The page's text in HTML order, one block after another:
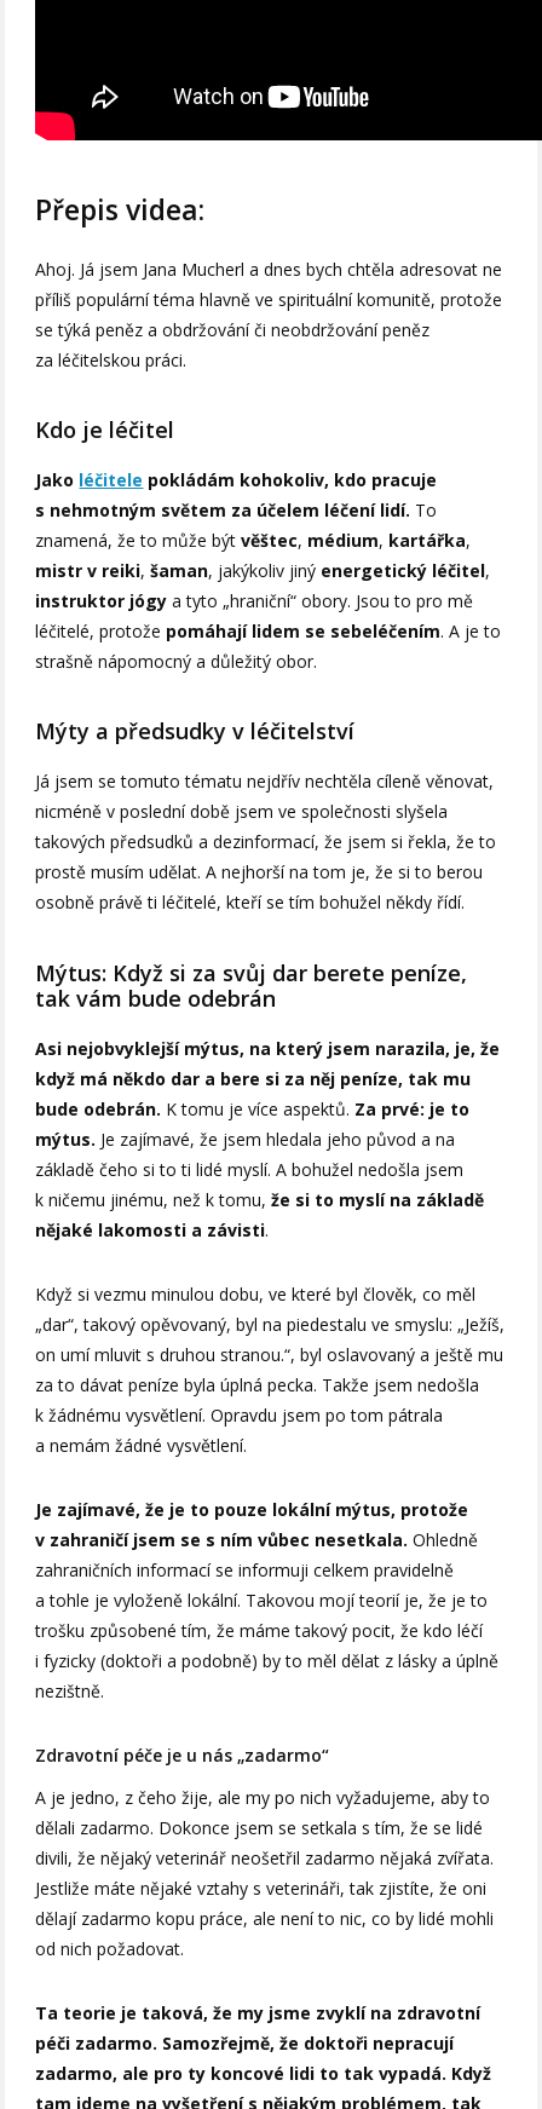
Přepis videa:
Ahoj. Já jsem Jana Mucherl a dnes bych chtěla adresovat ne
příliš populární téma hlavně ve spirituální komunitě, protože
se týká peněz a obdržování či neobdržování peněz
za léčitelskou práci.
Kdo je léčitel
Jako léčitele pokládám kohokoliv, kdo pracuje
s nehmotným světem za účelem léčení lidí. To
znamená, že to může býtvěštec, médium, kartářka,
mistr v reiki,šaman, jakýkoliv jiný energetický léčitel,
instruktor jógy a tyto „hraniční“ obory. Jsou to pro mě
léčitelé, protože pomáhají lidem se sebeléčením. A je to
strašně nápomocný a důležitý obor.
Mýty a předsudky v léčitelství
Já jsem se tomuto tématu nejdřív nechtěla cíleně věnovat,
nicméně v poslední době jsem ve společnosti slyšela
takových předsudků a dezinformací, že jsem si řekla, že to
prostě musím udělat. A nejhorší na tom je, že si to berou
osobně právě ti léčitelé, kteří se tím bohužel někdy řídí.
Mýtus: Když si za svůj dar berete peníze,
tak vám bude odebrán
Asi nejobvyklejší mýtus, na který jsem narazila, je, že
když má někdo dar a bere si za něj peníze, tak mu
bude odebrán. K tomu je více aspektů. Za prvé: je to
mýtus. Je zajímavé, že jsem hledala jeho původ a na
základě čeho si to ti lidé myslí. A bohužel nedošla jsem
k ničemu jinému, než k tomu,že si to myslí na základě
nějaké lakomosti a závisti.
Když si vezmu minulou dobu, ve které byl člověk, co měl
„dar“, takový opěvovaný, byl na piedestalu ve smyslu: „Ježíš,
on umí mluvit s druhou stranou.“, byl oslavovaný a ještě mu
za to dávat peníze byla úplná pecka. Takže jsem nedošla
k žádnému vysvětlení. Opravdu jsem po tom pátrala
a nemám žádné vysvětlení.
Je zajímavé, že je to pouze lokální mýtus, protože
v zahraničí jsem se s ním vůbec nesetkala.Ohledně
zahraničních informací se informuji celkem pravidelně
a tohle je vyloženě lokální. Takovou mojí teorií je, že je to
trošku způsobené tím, že máme takový pocit, že kdo léčí
i fyzicky (doktoři a podobně) by to měl dělat z lásky a úplně
nezištně.
Zdravotní péče je u nás „zadarmo“
A je jedno, z čeho žije, ale my po nich vyžadujeme, aby to
dělali zadarmo. Dokonce jsem se setkala s tím, že se lidé
divili, že nějaký veterinář neošetřil zadarmo nějaká zvířata.
Jestliže máte nějaké vztahy s veterináři, tak zjistíte, že oni
dělají zadarmo kopu práce, ale není to nic, co by lidé mohli
od nich požadovat.
Ta teorie je taková, že my jsme zvyklí na zdravotní
péči zadarmo. Samozřejmě, že doktoři nepracují
zadarmo, ale pro ty koncové lidi to tak vypadá. Když
tam jdeme na vyšetření s nějakým problémem, tak